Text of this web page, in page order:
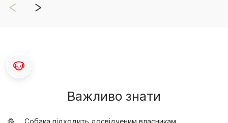
Важливо знати
Собака підходить досвідченим власникам